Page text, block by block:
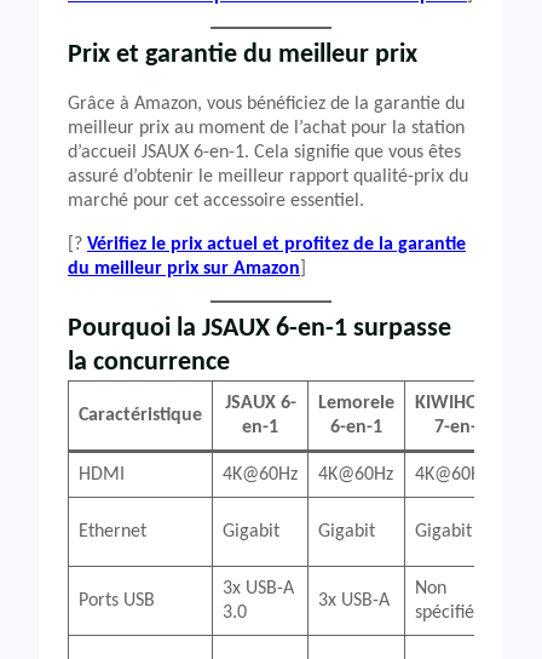
Prix et garantie du meilleur prix
Grâce à Amazon, vous bénéficiez de la garantie du
meilleur prix au moment de l’achat pour la station
d’accueil JSAUX 6-en-1. Cela signifie que vous êtes
assuré d’obtenir le meilleur rapport qualité-prix du
marché pour cet accessoire essentiel.
[? Vérifiez le prix actuel et profitez de la garantie
du meilleur prix sur Amazon
Pourquoi la JSAUX 6-en-1 surpasse
la concurrence
Caractéristique
JSAUX 6-
en-1
Lemorele
6-en-1
KIWIHOME
7-en-1
HDMI 4K@60Hz 4K@60Hz 4K@60Hz
Ethernet Gigabit Gigabit Gigabit
Ports USB
3x USB-A
3.0
3x USB-A
Non
spécifié